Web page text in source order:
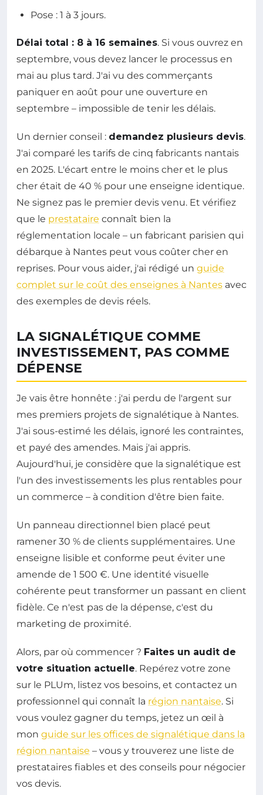
Pose : 1 à 3 jours.
Délai total : 8 à 16 semaines. Si vous ouvrez en
septembre, vous devez lancer le processus en
mai au plus tard. J'ai vu des commerçants
paniquer en août pour une ouverture en
septembre – impossible de tenir les délais.
Un dernier conseil : demandez plusieurs devis.
J'ai comparé les tarifs de cinq fabricants nantais
en 2025. L'écart entre le moins cher et le plus
cher était de 40 % pour une enseigne identique.
Ne signez pas le premier devis venu. Et vérifiez
que le prestataire connaît bien la
réglementation locale – un fabricant parisien qui
débarque à Nantes peut vous coûter cher en
reprises. Pour vous aider, j'ai rédigé un guide
complet sur le coût des enseignes à Nantes avec
des exemples de devis réels.
LA SIGNALÉTIQUE COMME
INVESTISSEMENT, PAS COMME
DÉPENSE
Je vais être honnête : j'ai perdu de l'argent sur
mes premiers projets de signalétique à Nantes.
J'ai sous-estimé les délais, ignoré les contraintes,
et payé des amendes. Mais j'ai appris.
Aujourd'hui, je considère que la signalétique est
l'un des investissements les plus rentables pour
un commerce – à condition d'être bien faite.
Un panneau directionnel bien placé peut
ramener 30 % de clients supplémentaires. Une
enseigne lisible et conforme peut éviter une
amende de 1 500 €. Une identité visuelle
cohérente peut transformer un passant en client
fidèle. Ce n'est pas de la dépense, c'est du
marketing de proximité.
Alors, par où commencer ? Faites un audit de
votre situation actuelle. Repérez votre zone
sur le PLUm, listez vos besoins, et contactez un
professionnel qui connaît la région nantaise. Si
vous voulez gagner du temps, jetez un œil à
mon guide sur les offices de signalétique dans la
région nantaise – vous y trouverez une liste de
prestataires fiables et des conseils pour négocier
vos devis.